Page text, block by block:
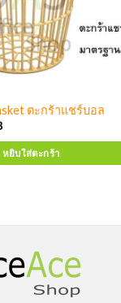
ตะกร้าแชร์บอล
หยิบใส่ตะกร้า